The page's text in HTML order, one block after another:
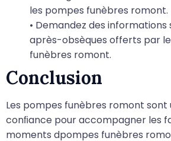
les pompes funèbres romont.
• Demandez des informations
après-obsèques offerts par
funèbres romont.
Conclusion
Les pompes funèbres romont sont
conﬁance pour accompagner les
moments dpompes funèbres